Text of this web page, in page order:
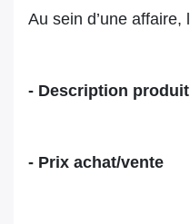
Au sein d’une
- Description produit
- Prix achat/vente